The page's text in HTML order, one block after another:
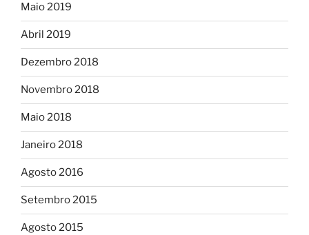
Maio 2019
Abril 2019
Dezembro 2018
Novembro 2018
Maio 2018
Janeiro 2018
Agosto 2016
Setembro 2015
Agosto 2015